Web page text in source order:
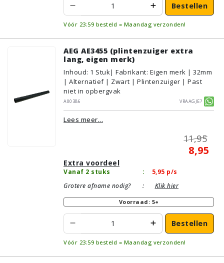
Bestellen
Vóór 23:59 besteld = Maandag verzonden!
AEG AE3455 (plintenzuiger extra
lang, eigen merk)
Inhoud: 1 Stuk| Fabrikant: Eigen merk | 32mm
| Alternatief | Zwart | Plintenzuiger | Past
niet in opbergvak
A00386
Vraagje?
Lees meer...
11,95
8,95
Extra voordeel
Vanaf 2 stuks : 5,95 p/s
Grotere afname nodig?
: Klik hier
Voorraad: 5+
Bestellen
Vóór 23:59 besteld = Maandag verzonden!